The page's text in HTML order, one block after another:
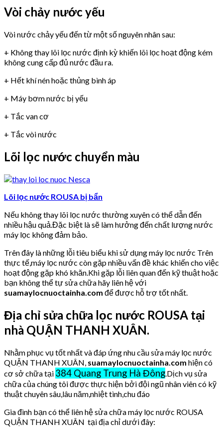
Vòi chảy nước yếu
Vòi nước chảy yếu đến từ một số nguyên nhân sau:
+ Không thay lõi lọc nước định kỳ khiến lõi lọc hoạt động kém
không cung cấp đủ nước đầu ra.
+ Hết khí nén hoặc thủng bình áp
+ Máy bơm nước bị yếu
+ Tắc van cơ
+ Tắc vòi nước
Lõi lọc nước chuyển màu
Lõi lọc nước ROUSA bị bẩn
Nếu không thay lõi lọc nước thường xuyên có thể dẫn đến
nhiều hậu quả.Đặc biệt là sẽ làm hưởng đến chất lượng nước
máy lọc không đảm bảo.
Trên đây là những lỗi tiêu biểu khi sử dụng máy lọc nước Trên
thực tế,máy lọc nước còn gặp nhiều vấn đề khác khiến cho việc
hoạt động gặp khó khăn.Khi gặp lỗi liên quan đến kỹ thuật hoặc
bạn không thể tự sửa chữa hãy liên hệ với
suamaylocnuoctainha.com để được hỗ trợ tốt nhất.
Địa chỉ sửa chữa lọc nước ROUSA tại
nhà QUẬN THANH XUÂN.
Nhằm phục vụ tốt nhất và đáp ứng nhu cầu sửa máy lọc nước
QUẬN THANH XUÂN, suamaylocnuoctainha.com hiện có
cơ sở chữa tại 384 Quang Trung Hà Đông .Dịch vụ sửa
chữa của chúng tôi được thực hiện bởi đội ngũ nhân viên có kỹ
thuật chuyên sâu,lâu năm,nhiệt tình,chu đáo
Gia đình bạn có thể liên hệ sửa chữa máy lọc nước ROUSA
QUẬN THANH XUÂN tại địa chỉ dưới đây: